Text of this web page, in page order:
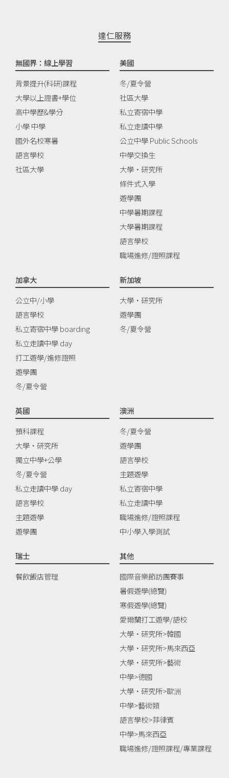
達仁服務
無國界：線上學習
背景提升(科研)課程
大學以上證書+學位
高中學歷&學分
小學 中學
國外名校寒暑
語言學校
社區大學
美國
冬/夏令營
社區大學
私立寄宿中學
私立走讀中學
公立中學 Public Schools
中學交換生
大學‧研究所
條件式入學
遊學團
中學暑期課程
大學暑期課程
語言學校
職場進修/證照課程
加拿大
公立中/小學
語言學校
私立寄宿中學 boarding
私立走讀中學 day
打工遊學/進修證照
遊學團
冬/夏令營
新加坡
大學‧研究所
遊學團
冬/夏令營
英國
預科課程
大學‧研究所
獨立中學+公學
冬/夏令營
私立走讀中學 day
語言學校
主題遊學
遊學團
澳洲
冬/夏令營
遊學團
語言學校
主題遊學
私立寄宿中學
私立走讀中學
職場進修/證照課程
中小學入學測試
瑞士
餐飲飯店管理
其他
國際音樂節訪團賽事
暑假遊學(總覽)
寒假遊學(總覽)
愛爾蘭打工遊學/語校
大學‧研究所>韓國
大學‧研究所>馬來西亞
大學‧研究所>藝術
中學>德國
大學‧研究所>歐洲
中學>藝術類
語言學校>菲律賓
中學>馬來西亞
職場進修/證照課程/專業課程